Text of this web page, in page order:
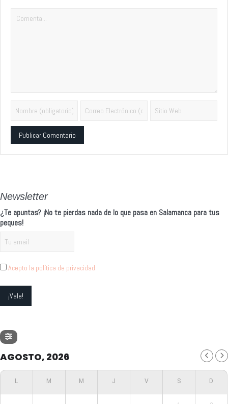
Newsletter
¿Te apuntas? ¡No te pierdas nada de lo que pasa en Salamanca para tus
peques!
Acepto la política de privacidad
AGOSTO, 2026